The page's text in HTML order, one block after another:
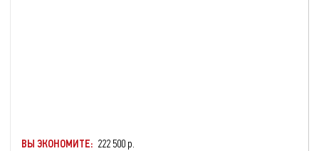
ВЫ ЭКОНОМИТЕ: 222 500 р.